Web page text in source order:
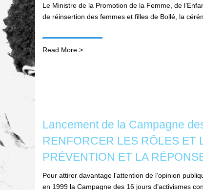
Le Ministre de la Promotion de la Femme, de
de réinsertion des femmes et filles de Bollé, la
Read More >
Lancement de la Campagne
RENFORCER LES RÔLES ET
PRÉVENTION ET LA
Pour attirer davantage l’attention de l’opinion
en 1999 la Campagne des 16 jours d’activismes